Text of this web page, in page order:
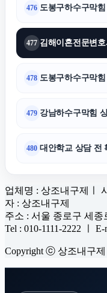
476 도봉구하수구막힘
477
478 도봉구하수구막힘
479 강남하수구막힘
480 대안학교 상담 전
업체명 : 상조내구제ㅣ
자 : 상조내구제
주소 : 서울 종로구 세종
Tel : 010-1111-2222 ㅣ
Copyright ⓒ 상조내구제